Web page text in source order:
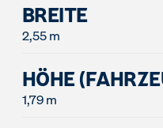
BREITE
2,55 m
HÖHE
1,79 m